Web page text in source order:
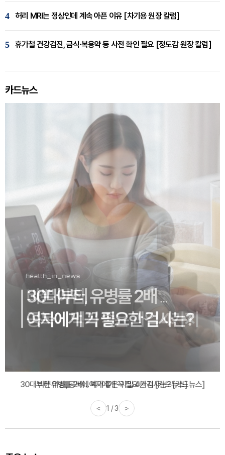
4 허리 MRI는 정상인데 계속 아픈 이유 [차기용 원장 칼럼]
5 휴가철 건강검진, 금식·복용약 등 사전 확인 필요 [정도감 원장 칼럼]
카드뉴스
30대부터 유병률 2배...여자에게 꼭 필요한 검사는? [카드뉴스]
< 2 / 3 >